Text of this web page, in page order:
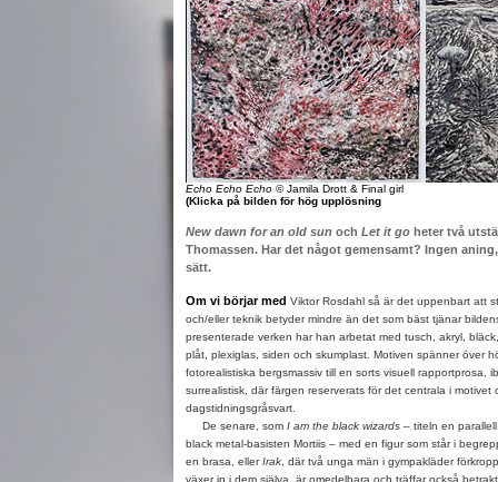
Echo Echo Echo© Jamila Drott & Final girl
(Klicka på bilden för hög upplösning
New dawn for an old sunoch Let it goheter två
Thomassen. Har det något gemensamt? Ingen
sätt.
Om vi börjar med Viktor Rosdahl så är det uppenbart att
och/eller teknik betyder mindre än det som bäst tjänar
presenterade verken har han arbetat med tusch, akryl,
plåt, plexiglas, siden och skumplast. Motiven spänner över
fotorealistiska bergsmassiv till en sorts visuell rapportprosa,
surrealistisk, där färgen reserverats för det centrala i motivet
dagstidningsgråsvart.
De senare, som I am the black wizards– titeln en
black metal-basisten Mortiis – med en figur som står i
en brasa, ellerIrak, där två unga män i gympakläder
växer in i dem själva, är omedelbara och träffar också